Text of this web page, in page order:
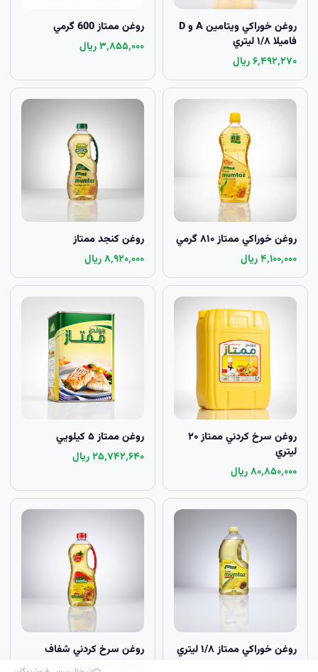
روغن خوراکي ويتامين A و D
فاميلا ۱/۸ ليتري
۶٬۴۹۲٬۲۷۰ ریال
روغن ممتاز 600 گرمي
۳٬۸۵۵٬۰۰۰ ریال
روغن خوراکي ممتاز ۸۱۰ گرمي
۴٬۱۰۰٬۰۰۰ ریال
روغن کنجد ممتاز
۸٬۹۲۰٬۰۰۰ ریال
روغن سرخ کردني ممتاز ۲۰
ليتري
۸۰٬۸۵۰٬۰۰۰ ریال
روغن ممتاز ۵ کيلويي
۲۵٬۷۴۲٬۶۴۰ ریال
روغن خوراکي ممتاز ۱/۸ ليتري
روغن سرخ کردني شفاف